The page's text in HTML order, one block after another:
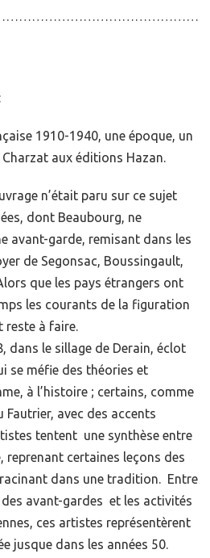
1910-1940, une époque, un
aux éditions Hazan.
n’était paru sur ce sujet
dont Beaubourg, ne
avant-garde, remisant dans les
de Segonsac, Boussingault,
que les pays étrangers ont
les courants de la figuration
reste à faire.
dans le sillage de Derain, éclot
se méfie des théories et
à l’histoire ; certains, comme
Fautrier, avec des accents
tentent une synthèse entre
reprenant certaines leçons des
dans une tradition. Entre
avant-gardes et les activités
ces artistes représentèrent
jusque dans les années 50.